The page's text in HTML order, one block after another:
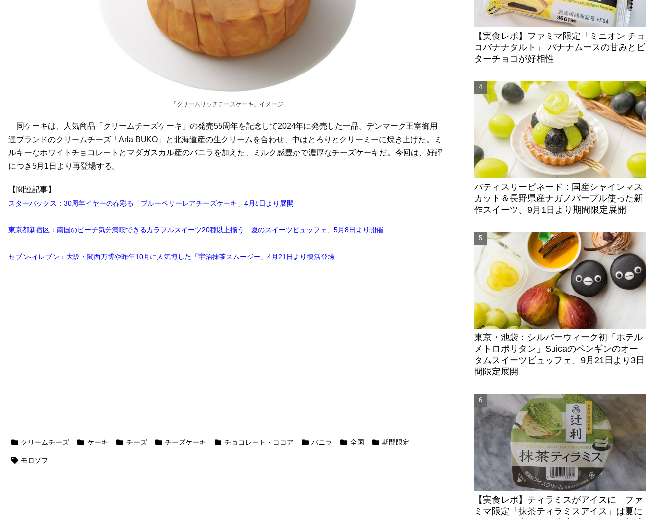
「クリームリッチチーズケーキ」イメージ
同ケーキは、人気商品「クリームチーズケーキ」の発売55周年を記念して2024年に発売した一品。デンマーク王室御用
達ブランドのクリームチーズ「Arla BUKO」と北海道産の生クリームを合わせ、中はとろりとクリーミーに焼き上げた。ミ
ルキーなホワイトチョコレートとマダガスカル産のバニラを加えた、ミルク感豊かで濃厚なチーズケーキだ。今回は、好評
につき5月1日より再登場する。
【関連記事】
スターバックス：30周年イヤーの春彩る「ブルーベリーレアチーズケーキ」4月8日より展開
東京都新宿区：南国のビーチ気分満喫できるカラフルスイーツ20種以上揃う 夏のスイーツビュッフェ、5月8日より開催
セブン-イレブン：大阪・関西万博や昨年10月に人気博した「宇治抹茶スムージー」4月21日より復活登場
クリームチーズ ケーキ チーズ チーズケーキ チョコレート・ココア バニラ 全国 期間限定
モロゾフ
【実食レポ】ファミマ限定「ミニオン チョ
コバナナタルト」 バナナムースの甘みとビ
ターチョコが好相性
パティスリーピネード：国産シャインマス
カット＆長野県産ナガノパープル使った新
作スイーツ、9月1日より期間限定展開
東京・池袋：シルバーウィーク初「ホテル
メトロポリタン」Suicaのペンギンのオー
タムスイーツビュッフェ、9月21日より3日
間限定展開
【実食レポ】ティラミスがアイスに ファ
ミマ限定「抹茶ティラミスアイス」は夏に